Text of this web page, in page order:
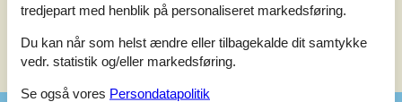
Se nabo emner Se solens gang om emnet
tredjepart med henblik på personaliseret markedsføring.
Du kan når som helst ændre eller tilbagekalde dit samtykke
vedr. statistik og/eller markedsføring.
Se også vores Persondatapolitik